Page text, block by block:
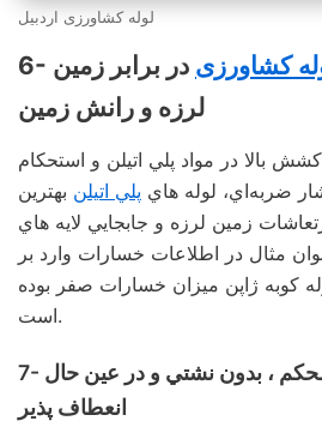
لوله کشاورزی اردبیل
کشاورزی در برابر زمين
لرزه و رانش زمين
بالا در مواد پلي اتيلن و استحكام
ضربه‌اي، لوله هاي پلي اتيلن بهترين
زمين لرزه و جابجايي لايه هاي
مثال در اطلاعات خسارات وارد بر
کوبه ژاپن میزان خسارات صفر بوده
است.
7- قابليت اتصال بسيار محكم ، بدون نشتي و در عين حال
انعطاف پذير